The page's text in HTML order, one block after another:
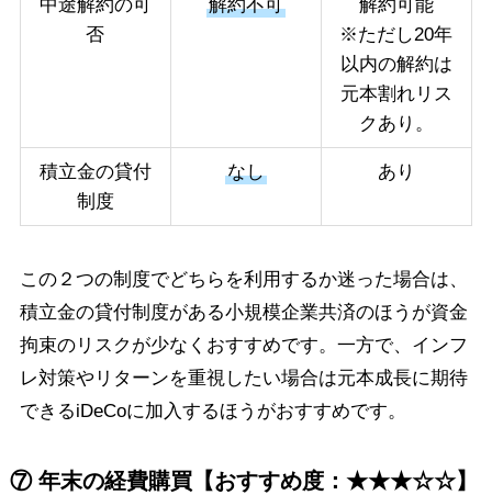
中途解約の可
否
解約不可
解約可能
※ただし20年
以内の解約は
元本割れリス
クあり。
積立金の貸付
制度
なし あり
この２つの制度でどちらを利用するか迷った場合は、
積立金の貸付制度がある小規模企業共済のほうが資金
拘束のリスクが少なくおすすめです。一方で、インフ
レ対策やリターンを重視したい場合は元本成長に期待
できるiDeCoに加入するほうがおすすめです。
⑦ 年末の経費購買【おすすめ度：★★★☆☆】